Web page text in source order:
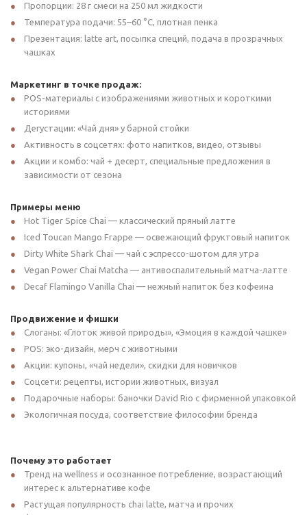
Пропорции: 28 г смеси на 250 мл жидкости
Температура подачи: 55–60 °C, плотная пенка
Презентация: latte art, посыпка специй, подача в прозрачных
чашках
Маркетинг в точке продаж:
POS-материалы с изображениями животных и короткими
историями
Дегустации: «Чай дня» у барной стойки
Активность в соцсетях: фото напитков, видео, отзывы
Акции и комбо: чай + десерт, специальные предложения в
зависимости от сезона
Примеры меню
Hot Tiger Spice Chai — классический пряный латте
Iced Toucan Mango Frappe — освежающий фруктовый напиток
Dirty White Shark Chai — чай с эспрессо-шотом для утра
Vegan Power Chai Matcha — антивоспалительный матча-латте
Decaf Flamingo Vanilla Chai — нежный напиток без кофеина
Продвижение и фишки
Слоганы: «Глоток живой природы», «Эмоция в каждой чашке»
POS: эко-дизайн, мерч с животными
Акции: купоны, «чай недели», скидки для новичков
Соцсети: рецепты, истории животных, визуал
Подарочные наборы: баночки David Rio с фирменной упаковкой
Экологичная посуда, соответствие философии бренда
Почему это работает
Тренд на wellness и осознанное потребление, возрастающий
интерес к альтернативе кофе
Растущая популярность chai latte, матча и прочих